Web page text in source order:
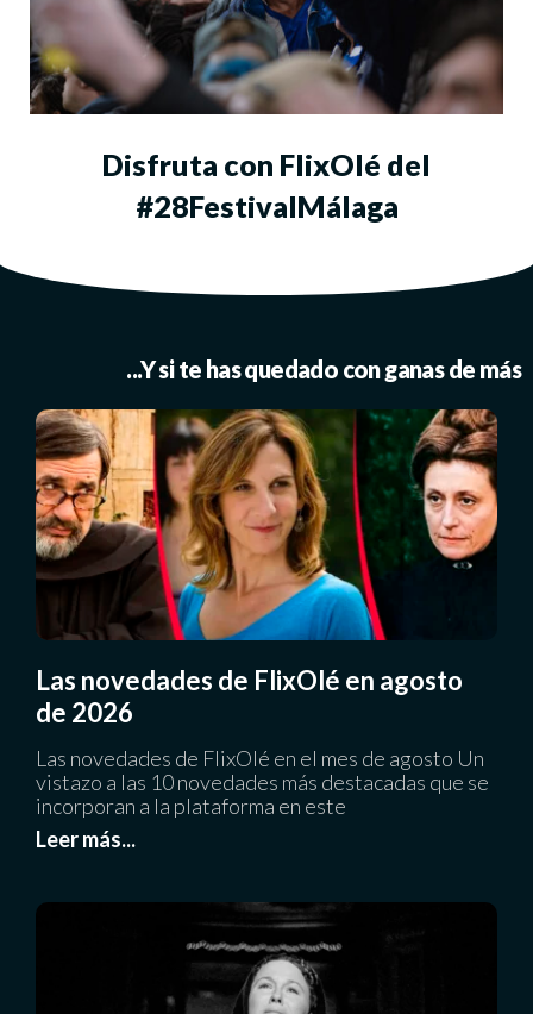
Disfruta con FlixOlé del
#28FestivalMálaga
...Y si te has quedado con ganas de más
Las novedades de FlixOlé en agosto
de 2026
Las novedades de FlixOlé en el mes de agosto Un
vistazo a las 10 novedades más destacadas que se
incorporan a la plataforma en este
Leer más...